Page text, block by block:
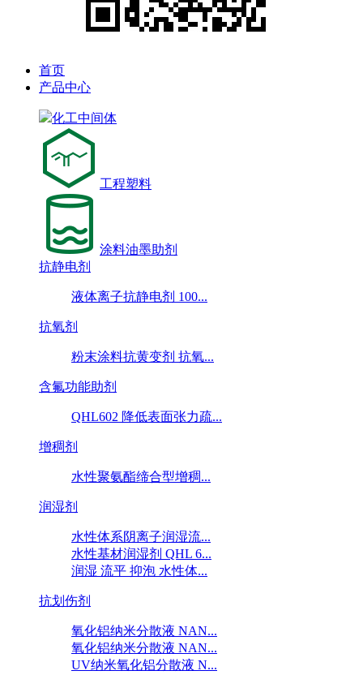
首页
产品中心
化工中间体
工程塑料
涂料油墨助剂
抗静电剂
液体离子抗静电剂 100...
抗氧剂
粉末涂料抗黄变剂 抗氧...
含氟功能助剂
QHL602 降低表面张力疏...
增稠剂
水性聚氨酯缔合型增稠...
润湿剂
水性体系阴离子润湿流...
水性基材润湿剂 QHL 6...
润湿 流平 抑泡 水性体...
抗划伤剂
氧化铝纳米分散液 NAN...
氧化铝纳米分散液 NAN...
UV纳米氧化铝分散液 N...